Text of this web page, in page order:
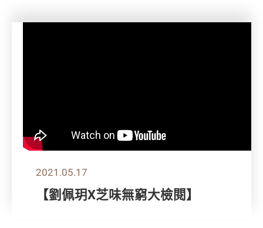
2021.05.17
【劉佩玥X芝味無窮大檢閱】